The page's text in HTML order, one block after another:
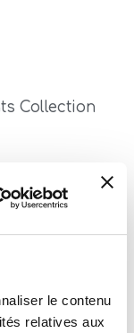
le contenu
relatives aux
Collection